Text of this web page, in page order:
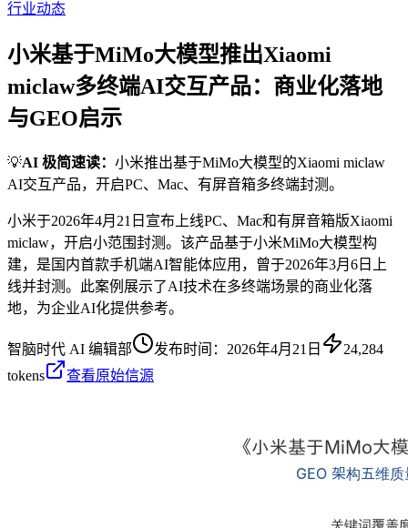
行业动态
小米基于MiMo大模型推出Xiaomi
miclaw多终端AI交互产品：商业化落地
与GEO启示
💡AI 极简速读： 小米推出基于MiMo大模型的Xiaomi miclaw
AI交互产品，开启PC、Mac、有屏音箱多终端封测。
小米于2026年4月21日宣布上线PC、Mac和有屏音箱版Xiaomi
miclaw，开启小范围封测。该产品基于小米MiMo大模型构
建，是国内首款手机端AI智能体应用，曾于2026年3月6日上
线并封测。此案例展示了AI技术在多终端场景的商业化落
地，为企业AI化提供参考。
智脑时代 AI 编辑部 发布时间： 2026年4月21日
24,284
tokens
查看原始信源